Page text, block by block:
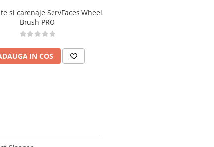
si carenaje ServFaces Wheel
Brush PRO
IN COS